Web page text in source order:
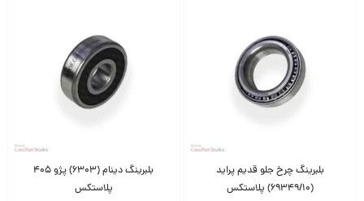
بلبرینگ چرخ جلو قدیم پراید
(69349/10) پلاستکس
بلبرینگ دینام (6303) پژو 405
پلاستکس